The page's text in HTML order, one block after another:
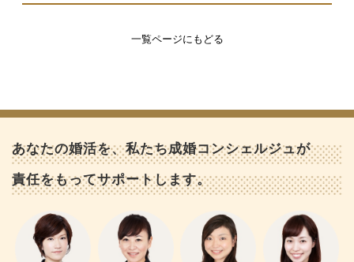
一覧ページにもどる
あなたの婚活を、私たち成婚コンシェルジュが
責任をもってサポートします。